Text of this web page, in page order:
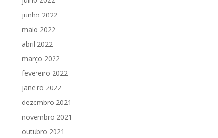
junho 2022
maio 2022
abril 2022
março 2022
fevereiro 2022
janeiro 2022
dezembro 2021
novembro 2021
outubro 2021